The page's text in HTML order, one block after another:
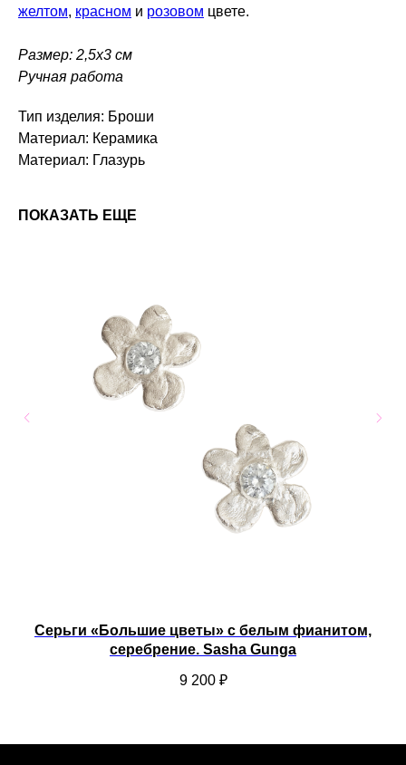
желтом, красном и розовом цвете.
Размер: 2,5х3 см
Ручная работа
Тип изделия: Броши
Материал: Керамика
Материал: Глазурь
ПОКАЗАТЬ ЕЩЕ
Серьги «Большие цветы» с белым фианитом,
серебрение. Sasha Gunga
9 200 ₽